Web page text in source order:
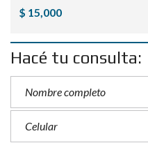
$ 15,000
Hacé tu consulta: